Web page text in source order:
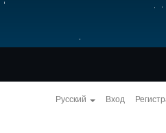
Русский Вход